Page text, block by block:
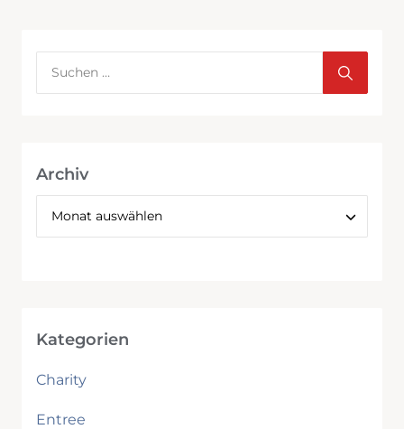
Archiv
Kategorien
Charity
Entree